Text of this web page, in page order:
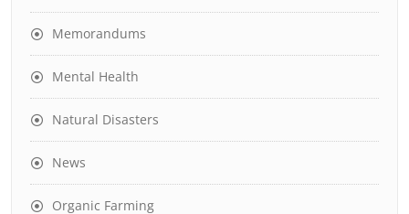
Memorandums
Mental Health
Natural Disasters
News
Organic Farming